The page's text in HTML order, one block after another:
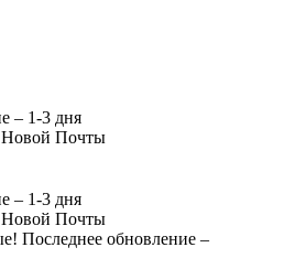
– 1-3 дня
Новой Почты
– 1-3 дня
Новой Почты
Последнее обновление –